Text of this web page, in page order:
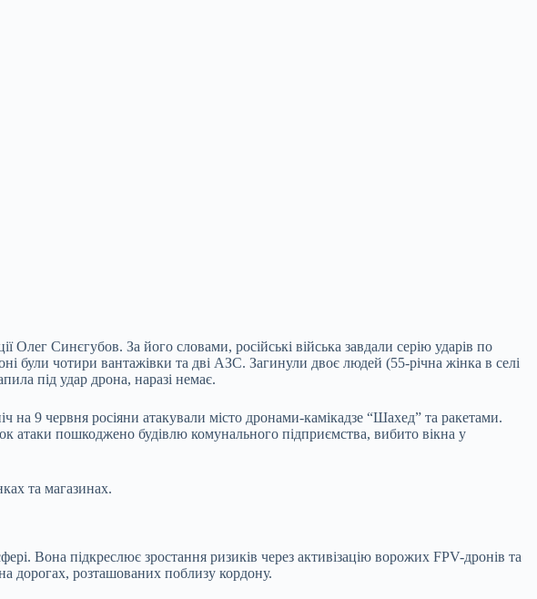
Олег Синєгубов. За його словами, російські війська завдали серію ударів по
були чотири вантажівки та дві АЗС. Загинули двоє людей (55-річна жінка в селі
під удар дрона, наразі немає.
на 9 червня росіяни атакували місто дронами-камікадзе “Шахед” та ракетами.
атаки пошкоджено будівлю комунального підприємства, вибито вікна у
та магазинах.
Вона підкреслює зростання ризиків через активізацію ворожих FPV-дронів та
дорогах, розташованих поблизу кордону.